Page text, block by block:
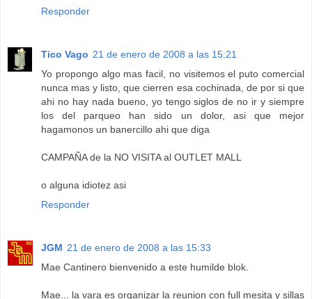
Responder
Tico Vago 21 de enero de 2008 a las 15:21
Yo propongo algo mas facil, no visitemos el puto comercial
nunca mas y listo, que cierren esa cochinada, de por si que
ahi no hay nada bueno, yo tengo siglos de no ir y siempre
los del parqueo han sido un dolor, asi que mejor
hagamonos un banercillo ahi que diga
CAMPAÑA de la NO VISITA al OUTLET MALL
o alguna idiotez asi
Responder
JGM 21 de enero de 2008 a las 15:33
Mae Cantinero bienvenido a este humilde blok.
Mae... la vara es organizar la reunion con full mesita y sillas